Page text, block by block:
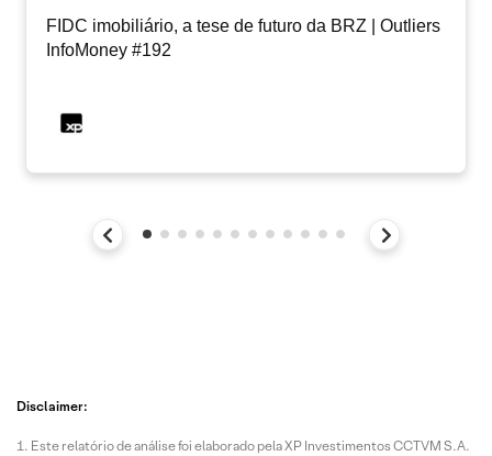
FIDC imobiliário, a tese de futuro da BRZ | Outliers
InfoMoney #192
Disclaimer:
Este relatório de análise foi elaborado pela XP Investimentos CCTVM S.A.